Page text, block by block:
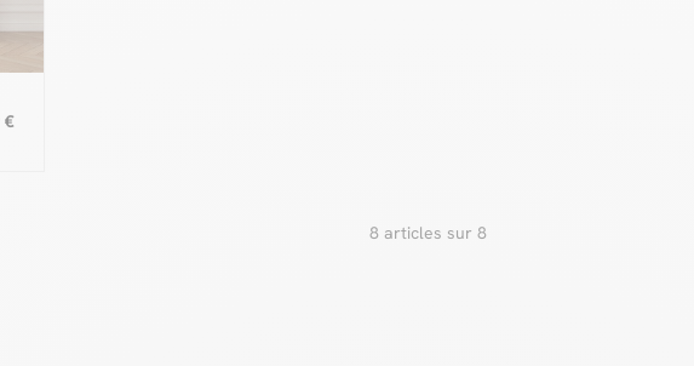
€
8 articles sur 8